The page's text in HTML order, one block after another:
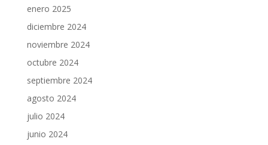
enero 2025
diciembre 2024
noviembre 2024
octubre 2024
septiembre 2024
agosto 2024
julio 2024
junio 2024